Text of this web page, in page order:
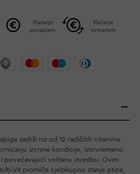
Plaćanje
pouzećem
Plaćanje
virmanom
sadrži niz od 12 različitih vitamina.
izvrsne kondicije, istovremeno
povećavajući voklanu izvedbu. Ovim
Vit promiče cjelokupno stanje ptice,